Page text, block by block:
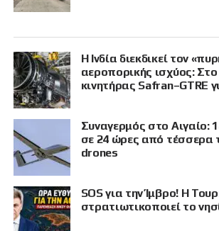
Η Ινδία διεκδικεί τον
αεροπορικής ισχύος: Στο
κινητήρας Safran–GTRE
Συναγερμός στο Αιγαίο:
σε 24 ώρες από τέσσερα
drones
SOS για την Ίμβρο! Η
στρατιωτικοποιεί το